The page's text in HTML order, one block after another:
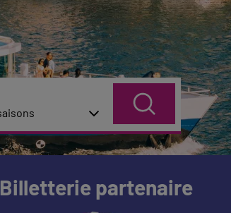
Billetterie partenaire